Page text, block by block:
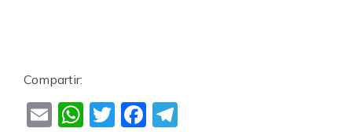
Compartir:
EmailWhatsApp
TwitterFacebook